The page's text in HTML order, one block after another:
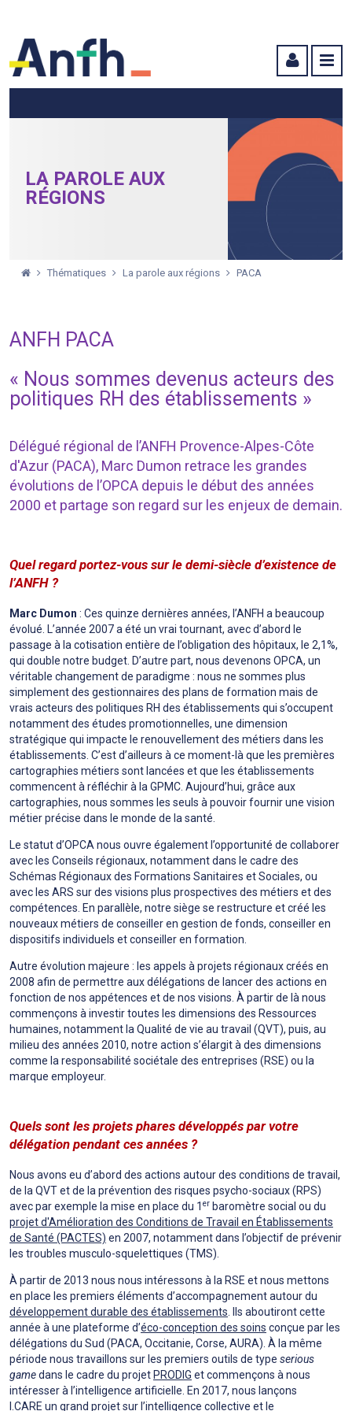
LA PAROLE AUX
RÉGIONS
Thématiques La parole aux régions PACA
ANFH PACA
« Nous sommes devenus acteurs des
politiques RH des établissements »
Délégué régional de l’ANFH Provence-Alpes-Côte
d'Azur (PACA), Marc Dumon retrace les grandes
évolutions de l’OPCA depuis le début des années
2000 et partage son regard sur les enjeux de demain.
Quel regard portez-vous sur le demi-siècle d’existence de
l’ANFH ?
Marc Dumon : Ces quinze dernières années, l’ANFH a beaucoup
évolué. L’année 2007 a été un vrai tournant, avec d’abord le
passage à la cotisation entière de l’obligation des hôpitaux, le 2,1%,
qui double notre budget. D’autre part, nous devenons OPCA, un
véritable changement de paradigme : nous ne sommes plus
simplement des gestionnaires des plans de formation mais de
vrais acteurs des politiques RH des établissements qui s’occupent
notamment des études promotionnelles, une dimension
stratégique qui impacte le renouvellement des métiers dans les
établissements. C’est d’ailleurs à ce moment-là que les premières
cartographies métiers sont lancées et que les établissements
commencent à réfléchir à la GPMC. Aujourd’hui, grâce aux
cartographies, nous sommes les seuls à pouvoir fournir une vision
métier précise dans le monde de la santé.
Le statut d’OPCA nous ouvre également l’opportunité de collaborer
avec les Conseils régionaux, notamment dans le cadre des
Schémas Régionaux des Formations Sanitaires et Sociales, ou
avec les ARS sur des visions plus prospectives des métiers et des
compétences. En parallèle, notre siège se restructure et créé les
nouveaux métiers de conseiller en gestion de fonds, conseiller en
dispositifs individuels et conseiller en formation.
Autre évolution majeure : les appels à projets régionaux créés en
2008 afin de permettre aux délégations de lancer des actions en
fonction de nos appétences et de nos visions. À partir de là nous
commençons à investir toutes les dimensions des Ressources
humaines, notamment la Qualité de vie au travail (QVT), puis, au
milieu des années 2010, notre action s’élargit à des dimensions
comme la responsabilité sociétale des entreprises (RSE) ou la
marque employeur.
Quels sont les projets phares développés par votre
délégation pendant ces années ?
Nous avons eu d’abord des actions autour des conditions de travail,
de la QVT et de la prévention des risques psycho-sociaux (RPS)
avec par exemple la mise en place du 1 er baromètre social ou du
projet d'Amélioration des Conditions de Travail en Établissements
de Santé (PACTES) en 2007, notamment dans l’objectif de prévenir
les troubles musculo-squelettiques (TMS).
À partir de 2013 nous nous intéressons à la RSE et nous mettons
en place les premiers éléments d’accompagnement autour du
développement durable des établissements . Ils aboutiront cette
année à une plateforme d’éco-conception des soins conçue par les
délégations du Sud (PACA, Occitanie, Corse, AURA). À la même
période nous travaillons sur les premiers outils de type serious
gamedans le cadre du projet PRODIG et commençons à nous
intéresser à l’intelligence artificielle. En 2017, nous lançons
I.CARE un grand projet sur l’intelligence collective et le